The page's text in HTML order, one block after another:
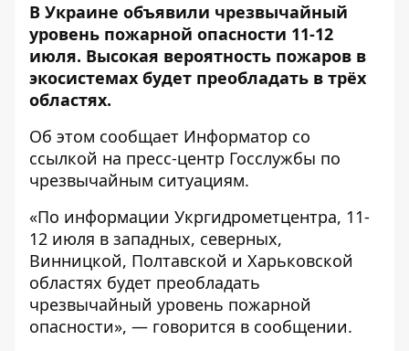
В Украине объявили чрезвычайный
уровень пожарной опасности 11-12
июля. Высокая вероятность пожаров в
экосистемах будет преобладать в трёх
областях.
Об этом сообщает Информатор со
ссылкой на пресс-центр Госслужбы по
чрезвычайным ситуациям.
«По информации Укргидрометцентра, 11-
12 июля в западных, северных,
Винницкой, Полтавской и Харьковской
областях будет преобладать
чрезвычайный уровень пожарной
опасности», — говорится в сообщении.